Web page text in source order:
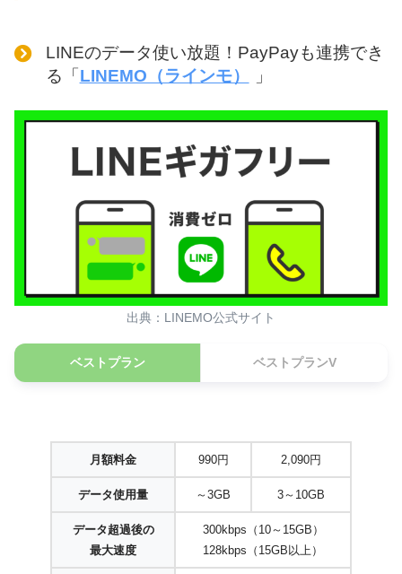
LINEのデータ使い放題！PayPayも連携でき
る「 LINEMO（ラインモ） 」
出典：LINEMO公式サイト
ベストプラン ベストプランV
月額料金 990円 2,090円
データ使用量 ～3GB 3～10GB
データ超過後の
最大速度
300kbps（10～15GB）
128kbps（15GB以上）